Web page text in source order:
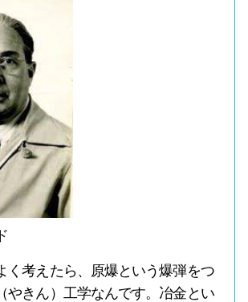
く考えたら、原爆という爆弾をつ
やきん）工学なんです。冶金とい